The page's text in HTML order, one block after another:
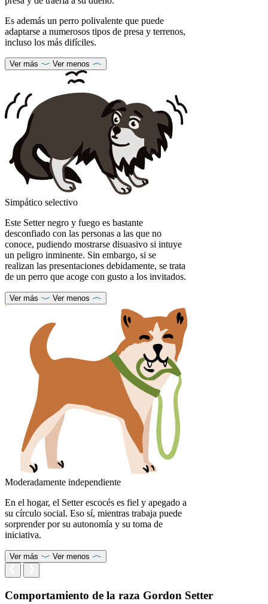
Es además un perro polivalente que puede
adaptarse a numerosos tipos de presa y terrenos,
incluso los más difíciles.
Ver más Ver menos
Simpático selectivo
Este Setter negro y fuego es bastante
desconfiado con las personas a las que no
conoce, pudiendo mostrarse disuasivo si intuye
un peligro inminente. Sin embargo, si se
realizan las presentaciones debidamente, se trata
de un perro que acoge con gusto a los invitados.
Ver más Ver menos
Moderadamente independiente
En el hogar, el Setter escocés es fiel y apegado a
su círculo social. Eso sí, mientras trabaja puede
sorprender por su autonomía y su toma de
iniciativa.
Ver más Ver menos
Comportamiento de la raza Gordon Setter